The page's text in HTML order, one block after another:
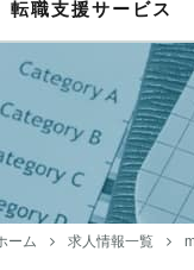
転職支援サービス
ーム 求人情報一覧